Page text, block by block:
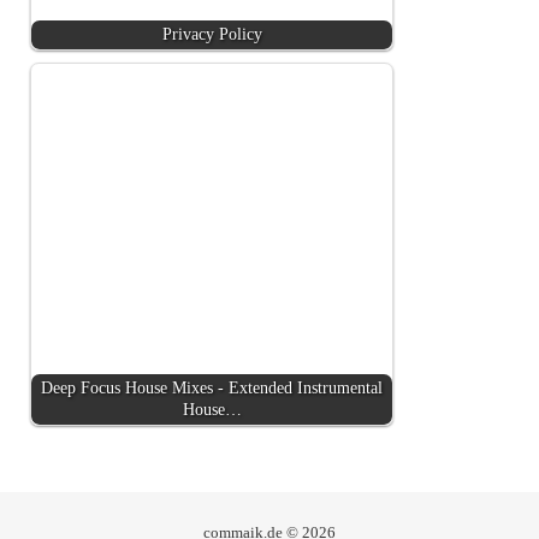
Privacy Policy
Deep Focus House Mixes - Extended Instrumental
House…
commaik.de © 2026